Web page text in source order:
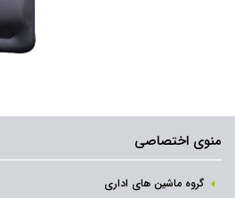
منوی اختصاصی
گروه ماشین های اداری